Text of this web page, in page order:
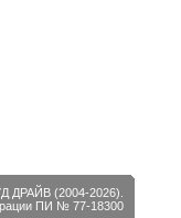
(2004-2026).
ПИ № 77-18300